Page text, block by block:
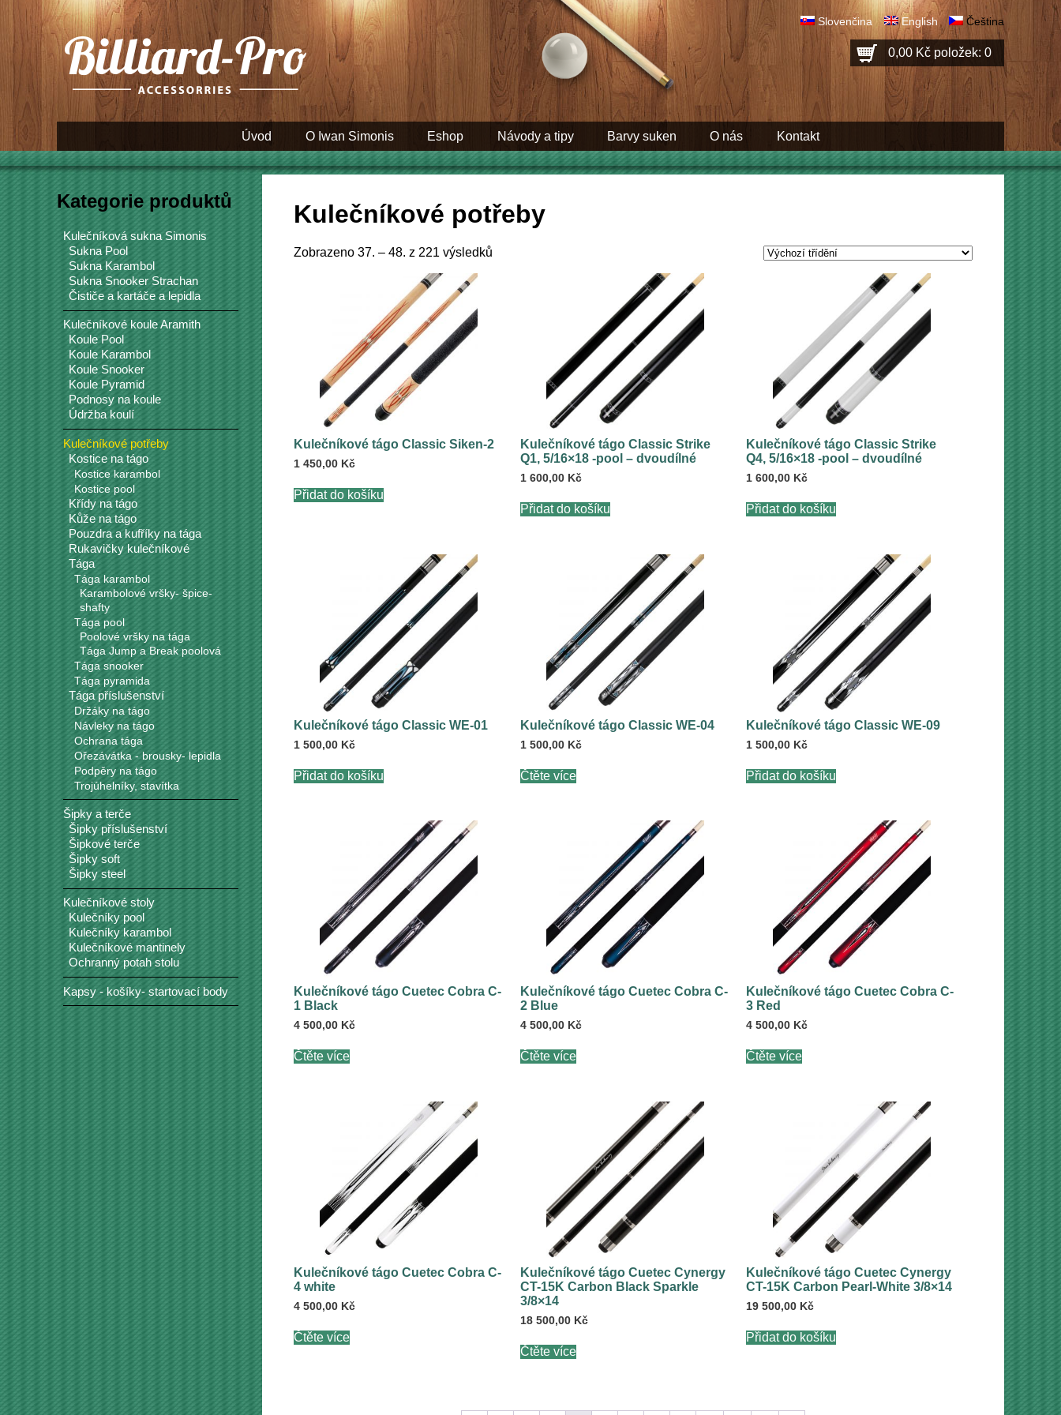
0,00 Kč položek: 0
Slovenčina English Čeština
Úvod O Iwan Simonis Eshop Návody a tipy Barvy suken O nás Kontakt
Kulečníkové potřeby
Zobrazeno 37. – 48. z 221 výsledků
Kulečníkové tágo Classic Siken-2
1 450,00 Kč
Přidat do košíku
Kulečníkové tágo Classic Strike
Q1, 5/16×18 -pool – dvoudílné
1 600,00 Kč
Přidat do košíku
Kulečníkové tágo Classic Strike
Q4, 5/16×18 -pool – dvoudílné
1 600,00 Kč
Přidat do košíku
Kulečníkové tágo Classic WE-01
1 500,00 Kč
Přidat do košíku
Kulečníkové tágo Classic WE-04
1 500,00 Kč
Čtěte více
Kulečníkové tágo Classic WE-09
1 500,00 Kč
Přidat do košíku
Kulečníkové tágo Cuetec Cobra C-
1 Black
4 500,00 Kč
Čtěte více
Kulečníkové tágo Cuetec Cobra C-
2 Blue
4 500,00 Kč
Čtěte více
Kulečníkové tágo Cuetec Cobra C-
3 Red
4 500,00 Kč
Čtěte více
Kulečníkové tágo Cuetec Cobra C-
4 white
4 500,00 Kč
Čtěte více
Kulečníkové tágo Cuetec Cynergy
CT-15K Carbon Black Sparkle
3/8×14
18 500,00 Kč
Čtěte více
Kulečníkové tágo Cuetec Cynergy
CT-15K Carbon Pearl-White 3/8×14
19 500,00 Kč
Přidat do košíku
Kategorie produktů
Kulečníková sukna Simonis
Sukna Pool
Sukna Karambol
Sukna Snooker Strachan
Čističe a kartáče a lepidla
Kulečníkové koule Aramith
Koule Pool
Koule Karambol
Koule Snooker
Koule Pyramid
Podnosy na koule
Údržba koulí
Kulečníkové potřeby
Kostice na tágo
Kostice karambol
Kostice pool
Křídy na tágo
Kůže na tágo
Pouzdra a kufříky na tága
Rukavičky kulečníkové
Tága
Tága karambol
Karambolové vršky- špice-
shafty
Tága pool
Poolové vršky na tága
Tága Jump a Break poolová
Tága snooker
Tága pyramida
Tága příslušenství
Držáky na tágo
Návleky na tágo
Ochrana tága
Ořezávátka - brousky- lepidla
Podpěry na tágo
Trojúhelníky, stavítka
Šipky a terče
Šipky příslušenství
Šipkové terče
Šipky soft
Šipky steel
Kulečníkové stoly
Kulečníky pool
Kulečníky karambol
Kulečníkové mantinely
Ochranný potah stolu
Kapsy - košíky- startovací body